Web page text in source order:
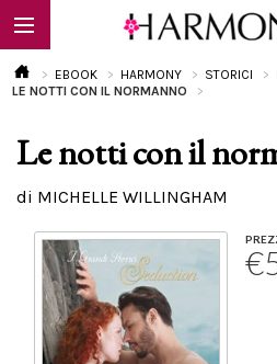
EBOOK
Calendario
EBOOK HARMONY STORICI
LE NOTTI CON IL NORMANNO
Le notti con il
di MICHELLE WILLINGHAM